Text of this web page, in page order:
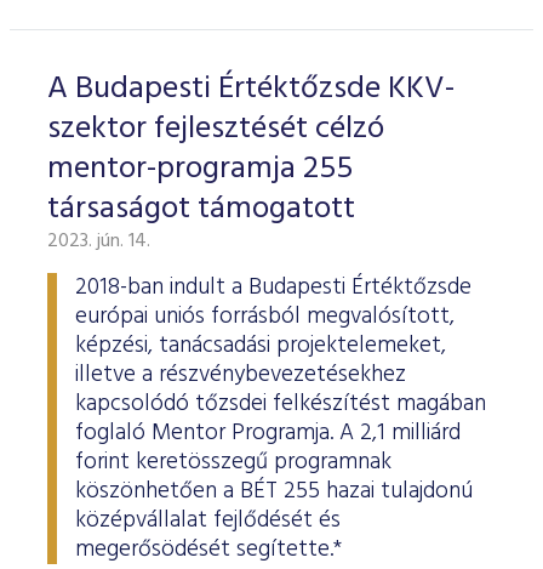
A Budapesti Értéktőzsde KKV-
szektor fejlesztését célzó
mentor-programja 255
társaságot támogatott
2023. jún. 14.
2018-ban indult a Budapesti Értéktőzsde
európai uniós forrásból megvalósított,
képzési, tanácsadási projektelemeket,
illetve a részvénybevezetésekhez
kapcsolódó tőzsdei felkészítést magában
foglaló Mentor Programja. A 2,1 milliárd
forint keretösszegű programnak
köszönhetően a BÉT 255 hazai tulajdonú
középvállalat fejlődését és
megerősödését segítette.*